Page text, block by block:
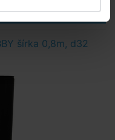
šírka 0,8m, d32